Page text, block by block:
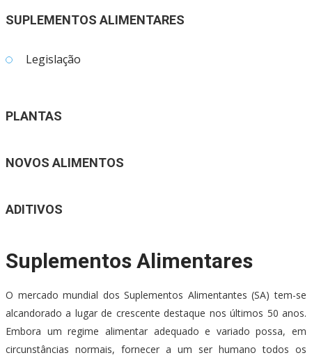
SUPLEMENTOS ALIMENTARES
Legislação
PLANTAS
NOVOS ALIMENTOS
ADITIVOS
Suplementos Alimentares
O mercado mundial dos Suplementos Alimentantes (SA) tem-se
alcandorado a lugar de crescente destaque nos últimos 50 anos.
Embora um regime alimentar adequado e variado possa, em
circunstâncias normais, fornecer a um ser humano todos os